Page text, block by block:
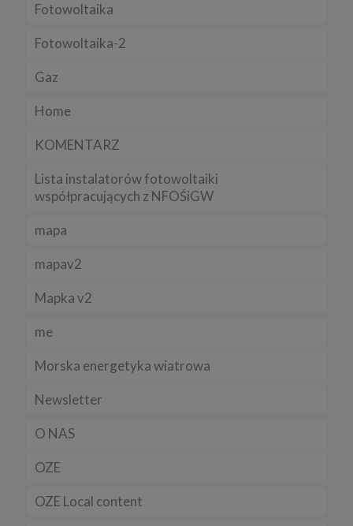
Fotowoltaika
Fotowoltaika-2
Gaz
Home
KOMENTARZ
Lista instalatorów fotowoltaiki
współpracujących z NFOŚiGW
mapa
mapav2
Mapka v2
me
Morska energetyka wiatrowa
Newsletter
O NAS
OZE
OZE Local content